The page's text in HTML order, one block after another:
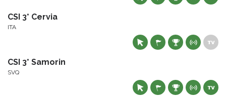
CSI 3* Cervia
ITA
CSI 3* Samorin
SVQ